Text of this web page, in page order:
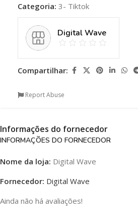
Categoria: 3- Tiktok
Digital Wave
Compartilhar:
Report Abuse
Informações do fornecedor
INFORMAÇÕES DO FORNECEDOR
Nome da loja: Digital Wave
Fornecedor: Digital Wave
Ainda não há avaliações!